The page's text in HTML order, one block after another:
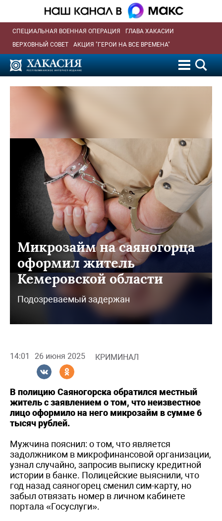
СПЕЦИАЛЬНАЯ ВОЕННАЯ ОПЕРАЦИЯ
ГЛАВА ХАКАСИИ
ВЕРХОВНЫЙ СОВЕТ
АКЦИЯ "ГЕРОИ НА ВСЕ ВРЕМЕНА"
Микрозайм на саяногорца
оформил житель
Кемеровской области
Подозреваемый задержан
14:01 26 июня 2025 КРИМИНАЛ
В полицию Саяногорска обратился местный
житель с заявлением о том, что неизвестное
лицо оформило на него микрозайм в сумме 6
тысяч рублей.
Мужчина пояснил: о том, что является
задолжником в микрофинансовой организации,
узнал случайно, запросив выписку кредитной
истории в банке. Полицейские выяснили, что
год назад саяногорец сменил сим-карту, но
забыл отвязать номер в личном кабинете
портала «Госуслуги».